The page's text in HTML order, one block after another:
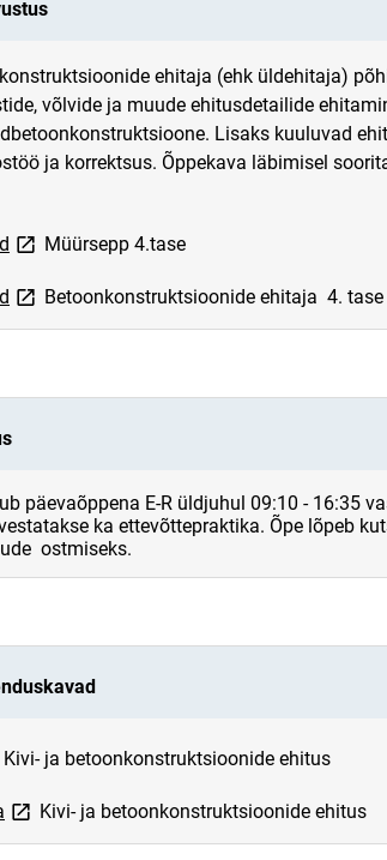
ehitaja (ehk üldehitaja)
võlvide ja muude ehitusdetailide
Lisaks kuuluvad
ja korrektsus. Õppekava läbimisel
link opens on new page
Müürsepp 4.tase
link opens on new page
Betoonkonstruktsioonide ehitaja 4. tase
päevaõppena E-R üldjuhul 09:10 - 16:35
ka ettevõttepraktika. Õpe lõpeb
ostmiseks.
opens on new page
Kivi- ja betoonkonstruktsioonide ehitus
link opens on new page
Kivi- ja betoonkonstruktsioonide ehitus